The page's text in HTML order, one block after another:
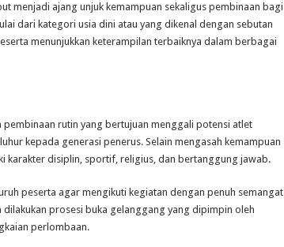
menjadi ajang unjuk kemampuan sekaligus pembinaan bagi
dari kategori usia dini atau yang dikenal dengan sebutan
menunjukkan keterampilan terbaiknya dalam berbagai
pembinaan rutin yang bertujuan menggali potensi atlet
kepada generasi penerus. Selain mengasah kemampuan
karakter disiplin, sportif, religius, dan bertanggung jawab.
peserta agar mengikuti kegiatan dengan penuh semangat
prosesi buka gelanggang yang dipimpin oleh
perlombaan.